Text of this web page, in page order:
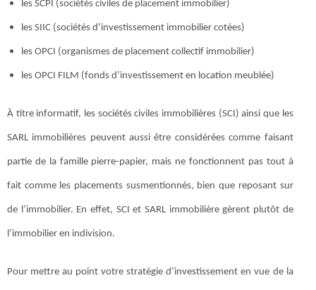
les SCPI (sociétés civiles de placement immobilier)
les SIIC (sociétés d’investissement immobilier cotées)
les OPCI (organismes de placement collectif immobilier)
les OPCI FILM (fonds d’investissement en location meublée)
À titre informatif, les sociétés civiles immobilières (SCI) ainsi que les
SARL immobilières peuvent aussi être considérées comme faisant
partie de la famille pierre-papier, mais ne fonctionnent pas tout à
fait comme les placements susmentionnés, bien que reposant sur
de l’immobilier. En effet, SCI et SARL immobilière gèrent plutôt de
l’immobilier en indivision.
Pour mettre au point votre stratégie d’investissement en vue de la